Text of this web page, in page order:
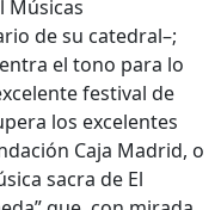
Músicas
de su catedral–;
el tono para lo
festival de
los excelentes
Caja Madrid, o
sacra de El